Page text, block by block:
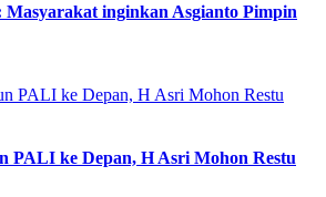
inginkan Asgianto Pimpin
PALI ke Depan, H Asri Mohon Restu